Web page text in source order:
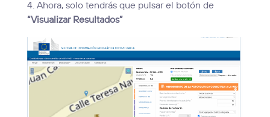
4. Ahora, solo tendrás que pulsar el botón de
“Visualizar Resultados”